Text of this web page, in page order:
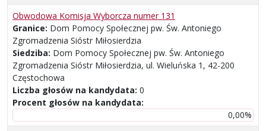
Obwodowa Komisja Wyborcza numer 131
Granice: Dom Pomocy Społecznej pw. Św. Antoniego
Zgromadzenia Sióstr Miłosierdzia
Siedziba: Dom Pomocy Społecznej pw. Św. Antoniego
Zgromadzenia Sióstr Miłosierdzia, ul. Wieluńska 1, 42-200
Częstochowa
Liczba głosów na kandydata: 0
Procent głosów na kandydata:
0,00%